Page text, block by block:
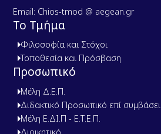
Email: Chios-tmod @ aegean.gr
Το Τμήμα
Φιλοσοφία και Στόχοι
Τοποθεσία και Πρόσβαση
Προσωπικό
Μέλη Δ.Ε.Π.
Διδακτικό Προσωπικό επί συμβάσει
Μέλη Ε.ΔΙ.Π - Ε.Τ.Ε.Π.